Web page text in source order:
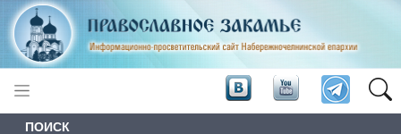
ПОИСК